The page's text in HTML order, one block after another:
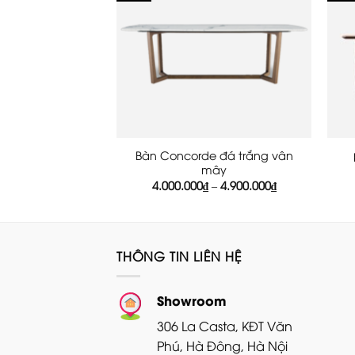
Bàn Concorde đá trắng vân
mây
4.000.000₫ – 4.900.000₫Khoảng
giá:
THÔNG TIN LIÊN HỆ
Showroom
306 La Casta, KĐT Văn
Phú, Hà Đông, Hà Nội